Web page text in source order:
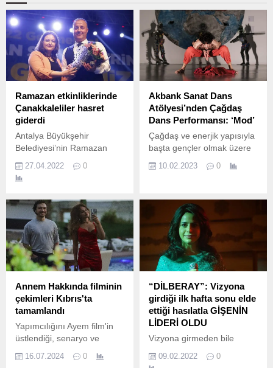
Ramazan etkinliklerinde
Çanakkaleliler hasret
giderdi
Antalya Büyükşehir
Belediyesi’nin Ramazan
düzenlenen “Çanakkaleliler
Gecesi’nde izleyenler keyifli
yaşadı.
27.04.2022 0
Akbank Sanat Dans
Atölyesi’nden Çağdaş
Dans Performansı: ‘Mod’
Çağdaş ve enerjik yapısıyla
başta gençler olmak üzere
ekosistemini kapsayan
ev sahipliği yapmaya devam
ediyor.
10.02.2023 0
Annem Hakkında filminin
çekimleri Kıbrıs'ta
tamamlandı
Yapımcılığını Ayem film'in
üstlendiği, senaryo ve
Soner Sert 'in oturduğu
16.07.2024 0
“DİLBERAY”: Vizyona
girdiği ilk hafta sonu elde
ettiği hasılatla GİŞENİN
LİDERİ OLDU
Vizyona girmeden bile
konuşulan, yılın en merak
09.02.2022 0